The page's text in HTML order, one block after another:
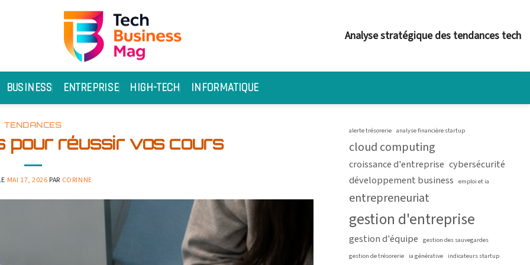
Analyse stratégique des tendances tech
BUSINESS ENTREPRISE HIGH-TECH INFORMATIQUE
TENDANCES
pour réussir vos cours
MAI 17, 2026 PAR CORINNE
alerte trésorerie analyse financière startup
cloud computing
croissance d'entreprise cybersécurité
développement business emploi et ia
entrepreneuriat
gestion d'entreprise
gestion d'équipe gestion des sauvegardes
gestion de trésorerie ia générative indicateurs startup